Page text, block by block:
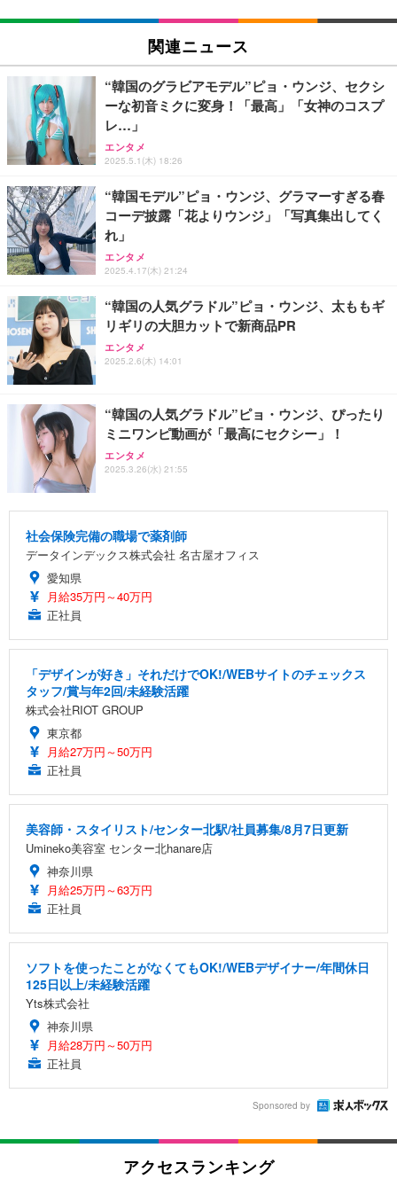
関連ニュース
“韓国のグラビアモデル”ピョ・ウンジ、セクシ
ーな初音ミクに変身！「最高」「女神のコスプ
レ…」
エンタメ
2025.5.1(木) 18:26
“韓国モデル”ピョ・ウンジ、グラマーすぎる春
コーデ披露「花よりウンジ」「写真集出してく
れ」
エンタメ
2025.4.17(木) 21:24
“韓国の人気グラドル”ピョ・ウンジ、太ももギ
リギリの大胆カットで新商品PR
エンタメ
2025.2.6(木) 14:01
“韓国の人気グラドル”ピョ・ウンジ、ぴったり
ミニワンピ動画が「最高にセクシー」！
エンタメ
2025.3.26(水) 21:55
社会保険完備の職場で薬剤師
データインデックス株式会社 名古屋オフィス
愛知県
月給35万円～40万円
正社員
「デザインが好き」それだけでOK!/WEBサイトのチェックス
タッフ/賞与年2回/未経験活躍
株式会社RIOT GROUP
東京都
月給27万円～50万円
正社員
美容師・スタイリスト/センター北駅/社員募集/8月7日更新
Umineko美容室 センター北hanare店
神奈川県
月給25万円～63万円
正社員
ソフトを使ったことがなくてもOK!/WEBデザイナー/年間休日
125日以上/未経験活躍
Yts株式会社
神奈川県
月給28万円～50万円
正社員
Sponsored by
アクセスランキング